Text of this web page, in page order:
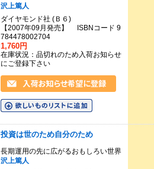
沢上篤人
ダイヤモンド社 (Ｂ６)
【2007年09月発売】 ISBNコード 9
784478002704
1,760円
在庫状況：品切れのため入荷お知らせ
にご登録下さい
投資は世のため自分のため
長期運用の先に広がるおもしろい世界
沢上篤人